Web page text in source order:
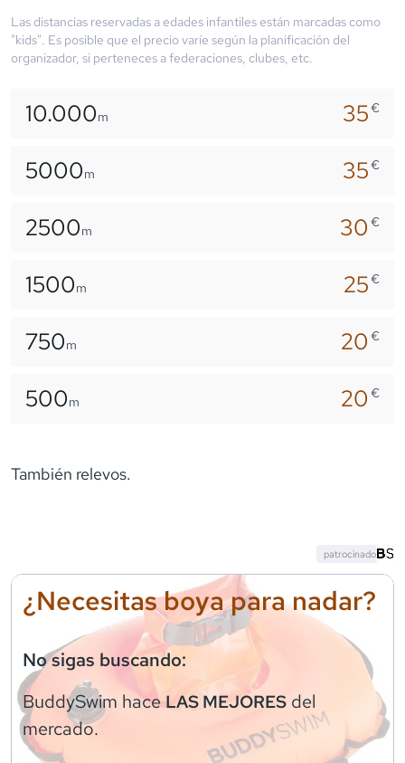
Las distancias reservadas a edades infantiles están marcadas como
"kids". Es posible que el precio varíe según la planificación del
organizador, si perteneces a federaciones, clubes, etc.
10.000m 35€
5000m 35€
2500m 30€
1500m 25€
750m 20€
500m 20€
También relevos.
¿Necesitas boya para nadar?
No sigas buscando:
BuddySwim haceLAS MEJORES del
mercado.
patrocinado